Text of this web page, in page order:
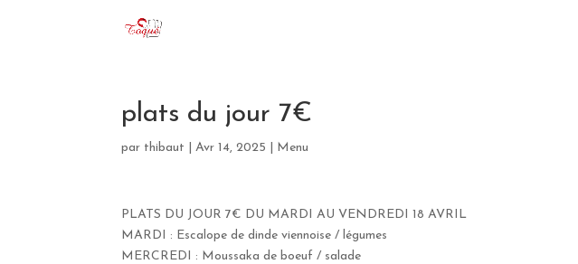
plats du jour 7€
par thibaut |Avr 14, 2025 Menu
PLATS DU JOUR 7€ DU MARDI AU VENDREDI 18 AVRIL
MARDI : Escalope de dinde viennoise / légumes
MERCREDI : Moussaka de boeuf / salade